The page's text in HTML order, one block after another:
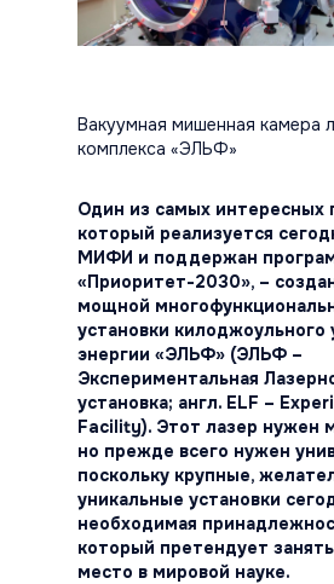
Вакуумная мишенная камера
комплекса «ЭЛЬФ»
Один из самых интересных
который реализуется
МИФИ и поддержан
«Приоритет-2030», –
мощной
установки килоджоульного
энергии «ЭЛЬФ» (ЭЛЬФ –
Экспериментальная
установка; англ. ELF –
Facility). Этот лазер нужен
но прежде всего нужен
поскольку крупные,
уникальные установки
необходимая
который претендует
место в мировой науке.